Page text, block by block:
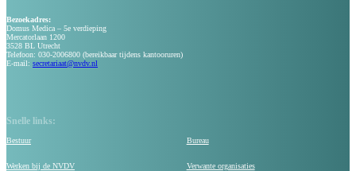
Bezoekadres:
Domus Medica – 5e verdieping
Mercatorlaan 1200
3528 BL Utrecht
Telefoon: 030-2006800 (bereikbaar tijdens kantooruren)
E-mail: secretariaat@nvdv.nl
Snelle links:
Bestuur Bureau
Werken bij de NVDV Verwante organisaties